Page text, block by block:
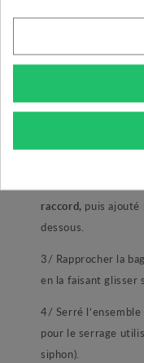
Conseil de montage
Pour bien monter
1/ démonté la
raccord, puis ajouté
dessous.
3/ Rapprocher la
en la faisant glisser
4/ Serré
pour le serrage
siphon).